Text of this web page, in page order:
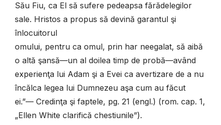
Său Fiu, ca El să sufere pedeapsa fărădelegilor
sale. Hristos a propus să devină garantul şi
înlocuitorul
omului, pentru ca omul, prin har neegalat, să aibă
o altă şansă—un al doilea timp de probă—având
experienţa lui Adam şi a Evei ca avertizare de a nu
încălca legea lui Dumnezeu aşa cum au făcut
ei.”— Credinţa şi faptele, pg. 21 (engl.) (rom. cap. 1,
„Ellen White clarifică chestiunile”).